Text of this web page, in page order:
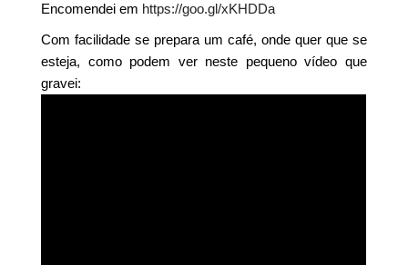
Encomendei em https://goo.gl/xKHDDa
Com facilidade se prepara um café, onde quer que se
esteja, como podem ver neste pequeno vídeo que
gravei: